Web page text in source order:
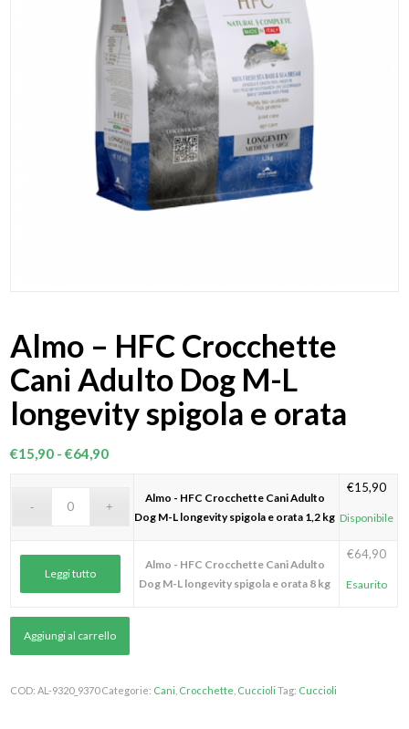
Almo – HFC Crocchette
Cani Adulto Dog M-L
longevity spigola e orata
€15,90 - €64,90Fascia
prezzo:
€64,90
Almo - HFC Crocchette Cani Adulto
Dog M-L longevity spigola e orata 1,2 kg
€15,90
Disponibile
Leggi tutto
Almo - HFC Crocchette Cani Adulto
Dog M-L longevity spigola e orata 8 kg
€64,90
Esaurito
Aggiungi al carrello
COD:AL-9320_9370 Categorie: Cani Crocchette Cuccioli Tag: Cuccioli